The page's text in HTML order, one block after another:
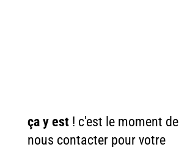
ça y est! c'est le moment de
nous contacter pour votre